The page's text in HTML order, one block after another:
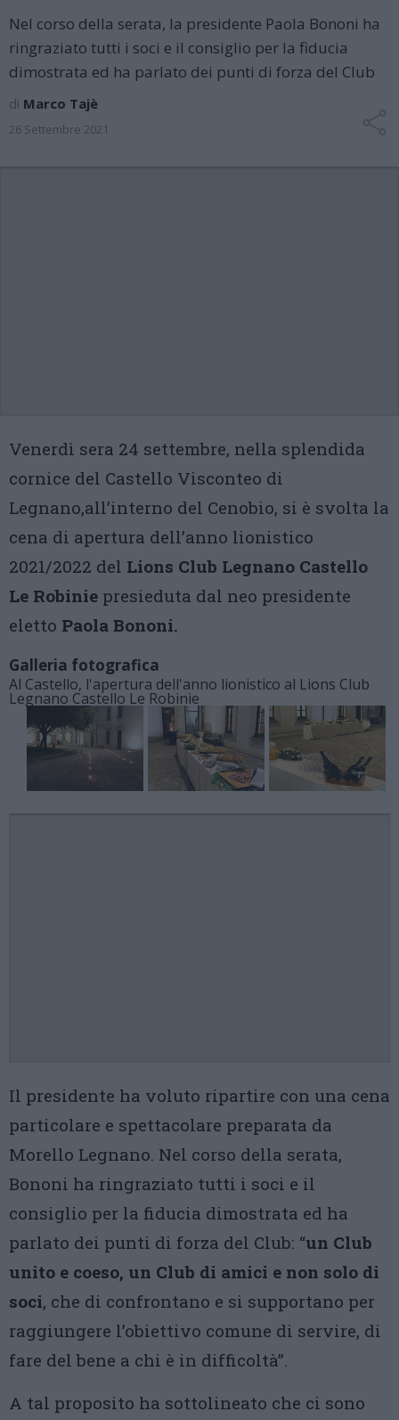
Nel corso della serata, la presidente Paola Bononi ha
ringraziato tutti i soci e il consiglio per la fiducia
dimostrata ed ha parlato dei punti di forza del Club
di Marco Tajè
26 Settembre 2021
Venerdì sera 24 settembre, nella splendida
cornice del Castello Visconteo di
Legnano,all’interno del Cenobio, si è svolta la
cena di apertura dell’anno lionistico
2021/2022 del Lions Club Legnano Castello
Le Robinie presieduta dal neo presidente
eletto Paola Bononi.
Galleria fotografica
Al Castello, l'apertura dell'anno lionistico al Lions Club
Legnano Castello Le Robinie
Il presidente ha voluto ripartire con una cena
particolare e spettacolare preparata da
Morello Legnano. Nel corso della serata,
Bononi ha ringraziato tutti i soci e il
consiglio per la fiducia dimostrata ed ha
parlato dei punti di forza del Club: “un Club
unito e coeso, un Club di amici e non solo di
soci, che di confrontano e si supportano per
raggiungere l’obiettivo comune di servire, di
fare del bene a chi è in difficoltà”.
A tal proposito ha sottolineato che ci sono